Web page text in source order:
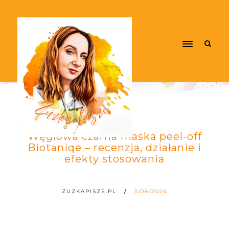
Węglowa czarna maska peel-off
Biotaniqe – recenzja, działanie i
efekty stosowania
ZUZKAPISZE.PL 3/08/2026